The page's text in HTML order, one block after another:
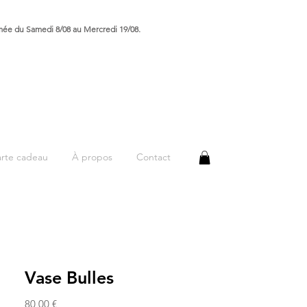
du Samedi 8/08 au Mercredi 19/08.
cadeau À propos Contact
Vase Bulles
80,00 €Prix